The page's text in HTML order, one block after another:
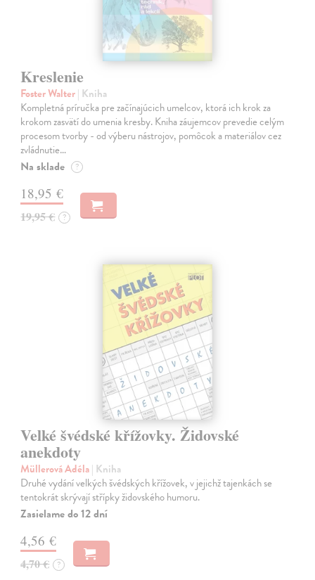
Kreslenie
Foster Walter| Kniha
Kompletná príručka pre začínajúcich umelcov, ktorá ich krok za
krokom zasvätí do umenia kresby. Kniha záujemcov prevedie celým
procesom tvorby - od výberu nástrojov, pomôcok a materiálov cez
zvládnutie…
Na sklade ?
18,95 €
19,95 € ?
Velké švédské křížovky. Židovské
anekdoty
Müllerová Adéla| Kniha
Druhé vydání velkých švédských křížovek, v jejichž tajenkách se
tentokrát skrývají střípky židovského humoru.
Zasielame do 12 dní
4,56 €
4,70 € ?